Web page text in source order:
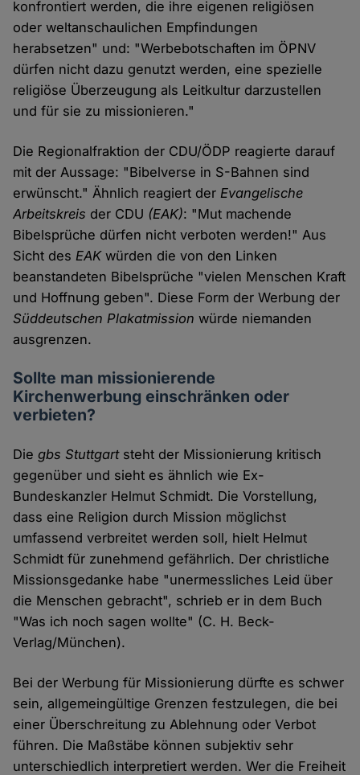
konfrontiert werden, die ihre eigenen religiösen
oder weltanschaulichen Empfindungen
herabsetzen" und: "Werbebotschaften im ÖPNV
dürfen nicht dazu genutzt werden, eine spezielle
religiöse Überzeugung als Leitkultur darzustellen
und für sie zu missionieren."
Die Regionalfraktion der CDU/ÖDP reagierte darauf
mit der Aussage: "Bibelverse in S-Bahnen sind
erwünscht." Ähnlich reagiert der Evangelische
Arbeitskreis der CDU (EAK): "Mut machende
Bibelsprüche dürfen nicht verboten werden!" Aus
Sicht des EAKwürden die von den Linken
beanstandeten Bibelsprüche "vielen Menschen Kraft
und Hoffnung geben". Diese Form der Werbung der
Süddeutschen Plakatmission würde niemanden
ausgrenzen.
Sollte man missionierende
Kirchenwerbung einschränken oder
verbieten?
Diegbs Stuttgartsteht der Missionierung kritisch
gegenüber und sieht es ähnlich wie Ex-
Bundeskanzler Helmut Schmidt. Die Vorstellung,
dass eine Religion durch Mission möglichst
umfassend verbreitet werden soll, hielt Helmut
Schmidt für zunehmend gefährlich. Der christliche
Missionsgedanke habe "unermessliches Leid über
die Menschen gebracht", schrieb er in dem Buch
"Was ich noch sagen wollte" (C. H. Beck-
Verlag/München).
Bei der Werbung für Missionierung dürfte es schwer
sein, allgemeingültige Grenzen festzulegen, die bei
einer Überschreitung zu Ablehnung oder Verbot
führen. Die Maßstäbe können subjektiv sehr
unterschiedlich interpretiert werden. Wer die Freiheit